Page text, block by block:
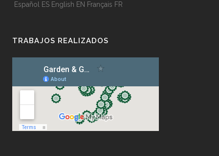
Español ES English EN Français FR
TRABAJOS REALIZADOS